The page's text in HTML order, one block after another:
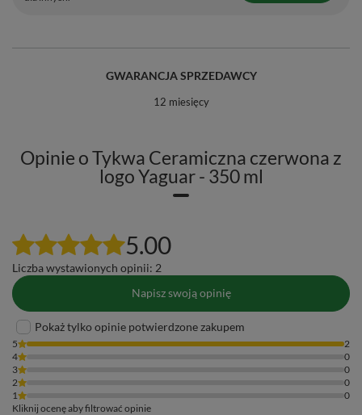
GWARANCJA SPRZEDAWCY
12 miesięcy
Opinie o Tykwa Ceramiczna czerwona z
logo Yaguar - 350 ml
5.00
Liczba wystawionych opinii: 2
Napisz swoją opinię
Pokaż tylko opinie potwierdzone zakupem
5
2
4
0
3
0
2
0
1
0
Kliknij ocenę aby filtrować opinie